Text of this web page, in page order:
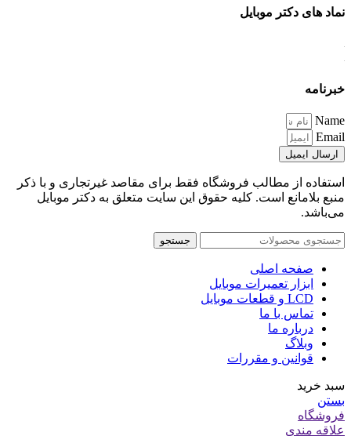
نماد های دکتر موبایل
خبرنامه
Name
Email
ارسال ایمیل
استفاده از مطالب فروشگاه فقط برای مقاصد غیرتجاری و با ذکر
منبع بلامانع است. کلیه حقوق این سایت متعلق به دکتر موبایل
می‌باشد.
جستجو
صفحه اصلی
ابزار تعمیرات موبایل
LCD و قطعات موبایل
تماس با ما
درباره ما
وبلاگ
قوانین و مقررات
سبد خرید
بستن
فروشگاه
علاقه مندی